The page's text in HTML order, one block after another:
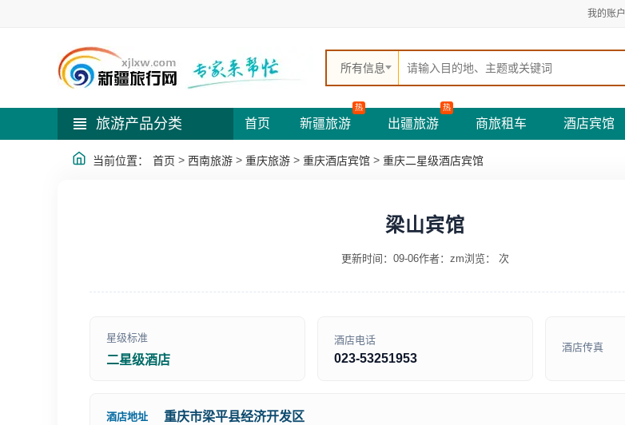
我的账户
所有信息
旅游产品分类 首页 新疆旅游
热
出疆旅游
热
商旅租车 酒店宾馆
当前位置： 首页 > 西南旅游 > 重庆旅游 > 重庆酒店宾馆 > 重庆二星级酒店宾馆
梁山宾馆
更新时间：09-06作者：zm浏览： 次
星级标准
二星级酒店
酒店电话
023-53251953
酒店传真
酒店地址 重庆市梁平县经济开发区